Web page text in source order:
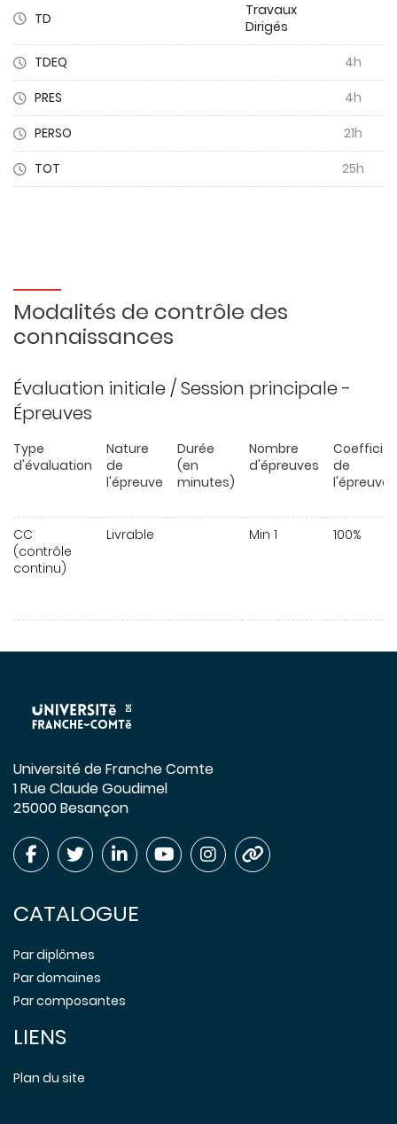
TD
Travaux
Dirigés
TDEQ
4h
PRES
4h
PERSO
21h
TOT
25h
Modalités de contrôle des
connaissances
Évaluation initiale / Session principale -
Épreuves
Type
d'évaluation
Nature
de
l'épreuve
Durée
(en
minutes)
Nombre
d'épreuves
de
l'épreuve
CC
(contrôle
continu)
Livrable Min 1 100%
Université de Franche Comte
1 Rue Claude Goudimel
25000 Besançon
CATALOGUE
Par diplômes
Par domaines
Par composantes
LIENS
Plan du site